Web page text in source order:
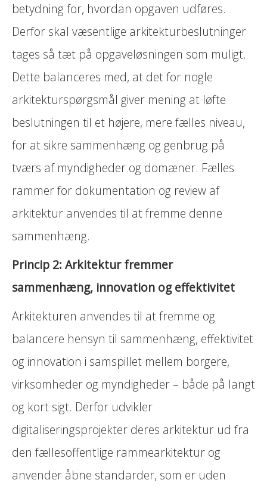
betydning for, hvordan opgaven udføres.
Derfor skal væsentlige arkitekturbeslutninger
tages så tæt på opgaveløsningen som muligt.
Dette balanceres med, at det for nogle
arkitekturspørgsmål giver mening at løfte
beslutningen til et højere, mere fælles niveau,
for at sikre sammenhæng og genbrug på
tværs af myndigheder og domæner. Fælles
rammer for dokumentation og review af
arkitektur anvendes til at fremme denne
sammenhæng.
Princip 2: Arkitektur fremmer
sammenhæng, innovation og effektivitet
Arkitekturen anvendes til at fremme og
balancere hensyn til sammenhæng, effektivitet
og innovation i samspillet mellem borgere,
virksomheder og myndigheder – både på langt
og kort sigt. Derfor udvikler
digitaliseringsprojekter deres arkitektur ud fra
den fællesoffentlige rammearkitektur og
anvender åbne standarder, som er uden